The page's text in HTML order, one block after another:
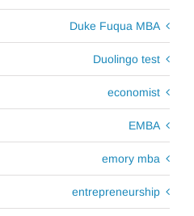
Duke Fuqua MBA
Duolingo test
economist
EMBA
emory mba
entrepreneurship